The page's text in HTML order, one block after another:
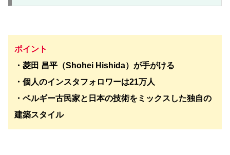
ポイント
・菱田 昌平（Shohei Hishida）が手がける
・個人のインスタフォロワーは21万人
・ベルギー古民家と日本の技術をミックスした独自の
建築スタイル